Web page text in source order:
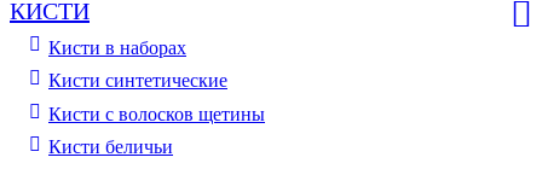
КИСТИ
Кисти в наборах
Кисти синтетические
Кисти с волосков щетины
Кисти беличьи